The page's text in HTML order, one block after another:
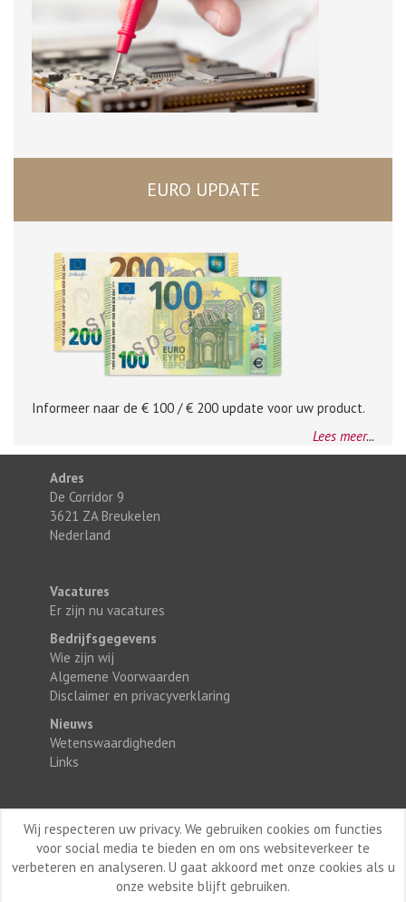
EURO UPDATE
Informeer naar de € 100 / € 200 update voor uw product.
Lees meer...
Adres
De Corridor 9
3621 ZA Breukelen
Nederland
Vacatures
Er zijn nu vacatures
Bedrijfsgegevens
Wie zijn wij
Algemene Voorwaarden
Disclaimer en privacyverklaring
Nieuws
Wetenswaardigheden
Links
Wij respecteren uw privacy. We gebruiken cookies om functies
voor social media te bieden en om ons websiteverkeer te
verbeteren en analyseren. U gaat akkoord met onze cookies als u
onze website blijft gebruiken.